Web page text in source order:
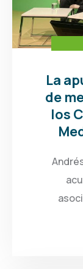
La
de
los